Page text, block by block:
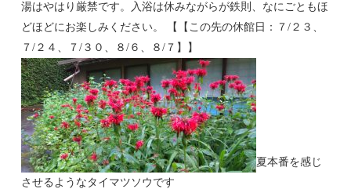
湯はやはり厳禁です。入浴は休みながらが鉄則、なにごともほ
どほどにお楽しみください。 【【この先の休館日：７/２３、
７/２４、７/３０、８/６、８/７】】
夏本番を感じ
させるようなタイマツソウです